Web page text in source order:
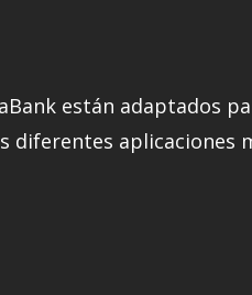
están adaptados
diferentes aplicaciones